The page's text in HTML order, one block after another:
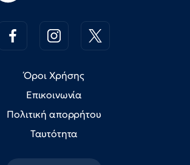
Όροι Χρήσης
Επικοινωνία
Πολιτική απορρήτου
Ταυτότητα